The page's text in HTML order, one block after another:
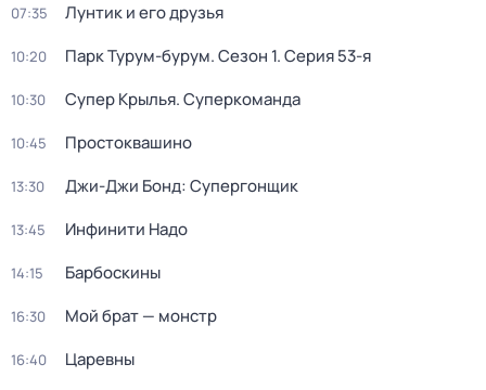
07:35 Лунтик и его друзья
10:20 Парк Турум-бурум. Сезон 1. Серия 53-я
10:30 Супер Крылья. Суперкоманда
10:45 Простоквашино
13:30 Джи-Джи Бонд: Супергонщик
13:45 Инфинити Надо
14:15 Барбоскины
16:30 Мой брат — монстр
16:40 Царевны